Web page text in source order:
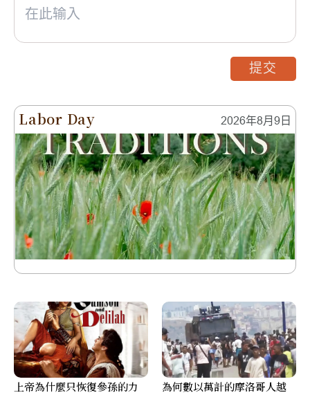
Labor Day 2026年8月9日
提交
上帝為什麼只恢復參孫的力
為何數以萬計的摩洛哥人越